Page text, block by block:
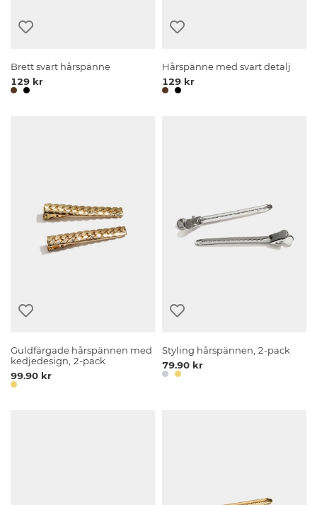
Brett svart hårspänne
129 kr
Hårspänne med svart detalj
129 kr
Guldfärgade hårspännen med
kedjedesign, 2-pack
99.90 kr
Styling hårspännen, 2-pack
79.90 kr